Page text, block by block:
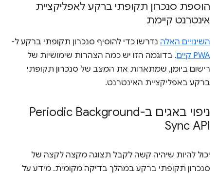
הוספת סנכרון תקופתי ברקע לאפליקציית
אינטרנט קיימת
השינויים האלה נדרשו כדי להוסיף סנכרון תקופתי ברקע ל-
PWA קיים
. בדוגמה הזו יש כמה הצהרות שימושיות של
רישום ביומן, שמתארות את המצב של סנכרון תקופתי
ברקע באפליקציית האינטרנט.
ניפוי באגים ב-Periodic Background
Sync API
יכול להיות שיהיה קשה לקבל תצוגה מקצה לקצה של
סנכרון תקופתי ברקע במהלך בדיקה מקומית. מידע על